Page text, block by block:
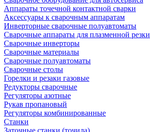
Аппараты точечной контактной сварки
Аксессуары к сварочным аппаратам
Инверторные сварочные полуавтоматы
Сварочные аппараты для плазменной резки
Сварочные инверторы
Сварочные материалы
Сварочные полуавтоматы
Сварочные столы
Горелки и резаки газовые
Редукторы сварочные
Регуляторы азотные
Рукав пропановый
Регуляторы комбинированные
Станки
Заточные станки (точила)